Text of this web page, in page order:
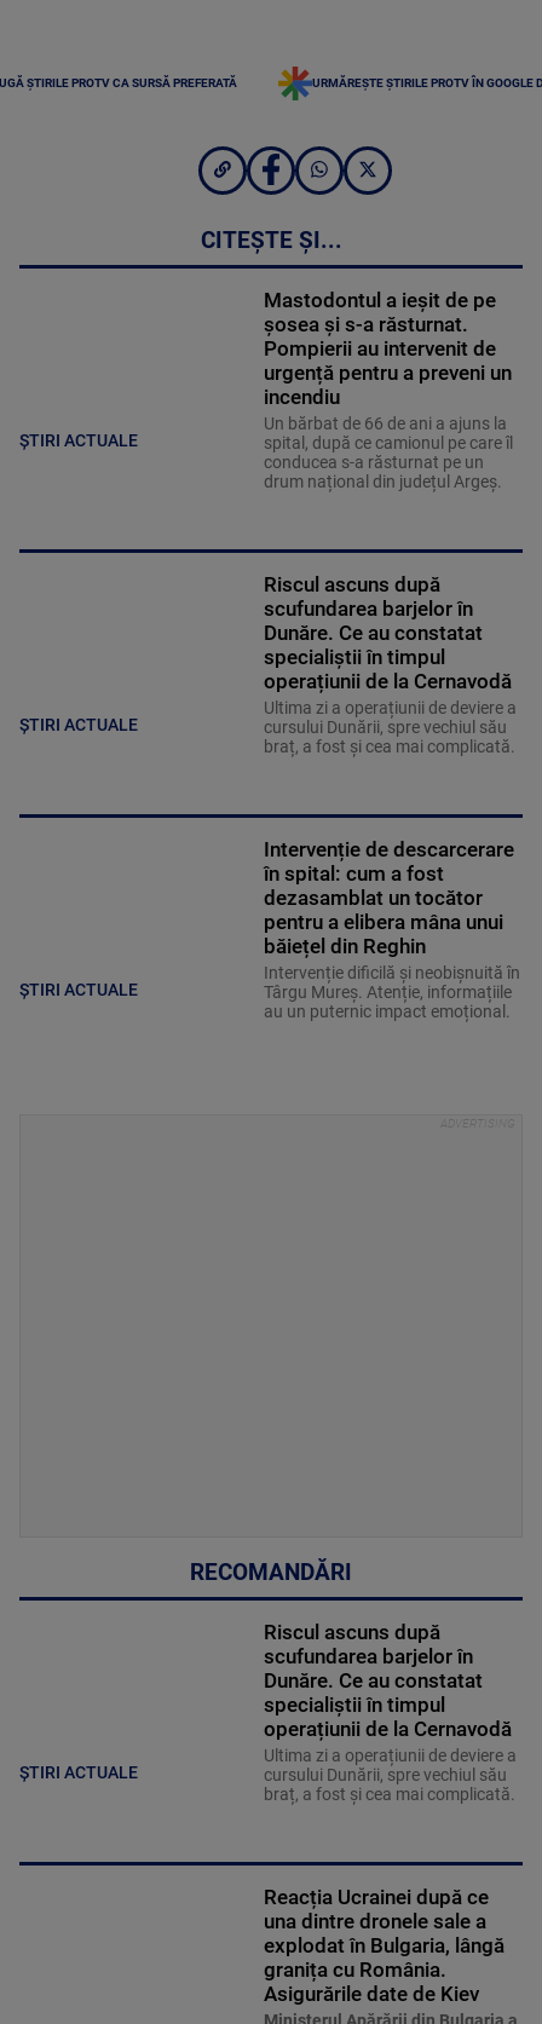
ȘTIRILE PROTV CA SURSĂ PREFERATĂ URMĂREȘTE ȘTIRILE PROTV ÎN GOOGLE
CITEȘTE ȘI...
ȘTIRI ACTUALE
Mastodontul a ieșit de pe
șosea și s-a răsturnat.
Pompierii au intervenit de
urgență pentru a preveni un
incendiu
Un bărbat de 66 de ani a ajuns la
spital, după ce camionul pe care îl
conducea s-a răsturnat pe un
drum național din județul Argeș.
ȘTIRI ACTUALE
Riscul ascuns după
scufundarea barjelor în
Dunăre. Ce au constatat
specialiștii în timpul
operațiunii de la Cernavodă
Ultima zi a operațiunii de deviere a
cursului Dunării, spre vechiul său
braț, a fost și cea mai complicată.
ȘTIRI ACTUALE
Intervenție de descarcerare
în spital: cum a fost
dezasamblat un tocător
pentru a elibera mâna unui
băiețel din Reghin
Intervenție dificilă și neobișnuită în
Târgu Mureș. Atenție, informațiile
au un puternic impact emoțional.
RECOMANDĂRI
ȘTIRI ACTUALE
Riscul ascuns după
scufundarea barjelor în
Dunăre. Ce au constatat
specialiștii în timpul
operațiunii de la Cernavodă
Ultima zi a operațiunii de deviere a
cursului Dunării, spre vechiul său
braț, a fost și cea mai complicată.
Reacția Ucrainei după ce
una dintre dronele sale a
explodat în Bulgaria, lângă
granița cu România.
Asigurările date de Kiev